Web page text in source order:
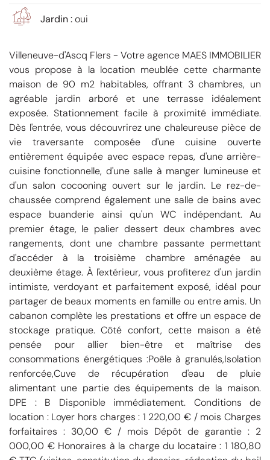
Jardin :oui
Villeneuve-d'Ascq Flers - Votre agence MAES IMMOBILIER
vous propose à la location meublée cette charmante
maison de 90 m2 habitables, offrant 3 chambres, un
agréable jardin arboré et une terrasse idéalement
exposée. Stationnement facile à proximité immédiate.
Dès l'entrée, vous découvrirez une chaleureuse pièce de
vie traversante composée d'une cuisine ouverte
entièrement équipée avec espace repas, d'une arrière-
cuisine fonctionnelle, d'une salle à manger lumineuse et
d'un salon cocooning ouvert sur le jardin. Le rez-de-
chaussée comprend également une salle de bains avec
espace buanderie ainsi qu'un WC indépendant. Au
premier étage, le palier dessert deux chambres avec
rangements, dont une chambre passante permettant
d'accéder à la troisième chambre aménagée au
deuxième étage. À l'extérieur, vous profiterez d'un jardin
intimiste, verdoyant et parfaitement exposé, idéal pour
partager de beaux moments en famille ou entre amis. Un
cabanon complète les prestations et offre un espace de
stockage pratique. Côté confort, cette maison a été
pensée pour allier bien-être et maîtrise des
consommations énergétiques :Poêle à granulés,Isolation
renforcée,Cuve de récupération d'eau de pluie
alimentant une partie des équipements de la maison.
DPE : B Disponible immédiatement. Conditions de
location : Loyer hors charges : 1 220,00 € / mois Charges
forfaitaires : 30,00 € / mois Dépôt de garantie : 2
000,00 € Honoraires à la charge du locataire : 1 180,80